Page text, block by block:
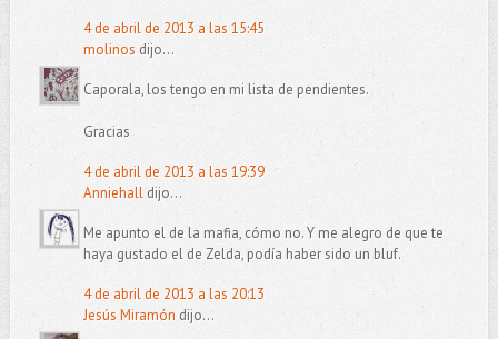
4 de abril de 2013 a las 15:45
molinos dijo...
Caporala, los tengo en mi lista de pendientes.
Gracias
4 de abril de 2013 a las 19:39
Anniehalldijo...
Me apunto el de la mafia, cómo no. Y me alegro de que te
haya gustado el de Zelda, podía haber sido un bluf.
4 de abril de 2013 a las 20:13
Jesús Miramón dijo...